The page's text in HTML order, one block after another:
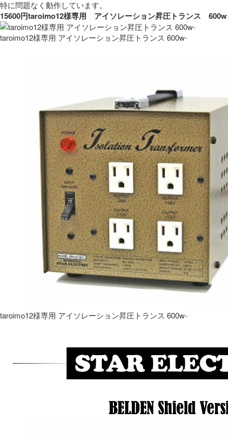
15600円taroimo12様専用　アイソレーション昇圧トランス　
taroimo12様専用 アイソレーション昇圧トランス 600w-
taroimo12様専用 アイソレーション昇圧トランス 600w-